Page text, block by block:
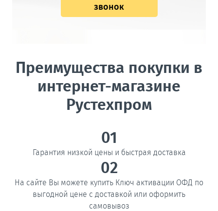
звонок
Преимущества покупки в
интернет-магазине
Рустехпром
01
Гарантия низкой цены и быстрая доставка
02
На сайте Вы можете купить Ключ активации ОФД по
выгодной цене с доставкой или оформить
самовывоз